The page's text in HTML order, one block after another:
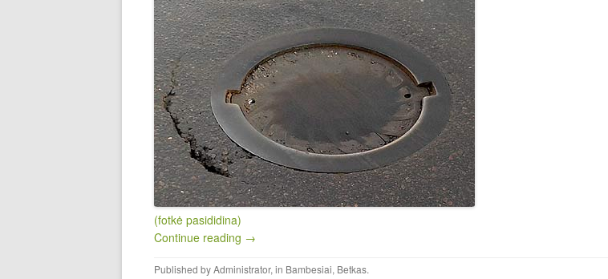
(fotkė pasididina)
Continue reading →
Published byAdministrator, in Bambesiai, Betkas.